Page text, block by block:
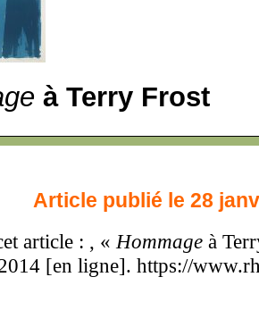
à Terry Frost
Article publié le 28
article : , « Hommage à
[en ligne]. https://